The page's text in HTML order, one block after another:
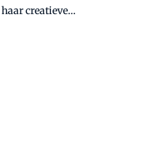
creatieve